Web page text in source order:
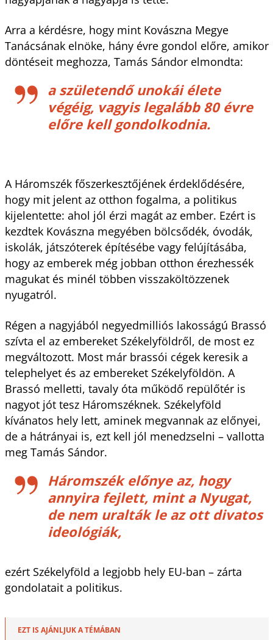
Arra a kérdésre, hogy mint Kovászna Megye
Tanácsának elnöke, hány évre gondol előre, amikor
döntéseit meghozza, Tamás Sándor elmondta:
a születendő unokái élete
végéig, vagyis legalább 80 évre
előre kell gondolkodnia.
A Háromszék főszerkesztőjének érdeklődésére,
hogy mit jelent az otthon fogalma, a politikus
kijelentette: ahol jól érzi magát az ember. Ezért is
kezdtek Kovászna megyében bölcsődék, óvodák,
iskolák, játszóterek építésébe vagy felújításába,
hogy az emberek még jobban otthon érezhessék
magukat és minél többen visszaköltözzenek
nyugatról.
Régen a nagyjából negyedmilliós lakosságú Brassó
szívta el az embereket Székelyföldről, de most ez
megváltozott. Most már brassói cégek keresik a
telephelyet és az embereket Székelyföldön. A
Brassó melletti, tavaly óta működő repülőtér is
nagyot jót tesz Háromszéknek. Székelyföld
kívánatos hely lett, aminek megvannak az előnyei,
de a hátrányai is, ezt kell jól menedzselni – vallotta
meg Tamás Sándor.
Háromszék előnye az, hogy
annyira fejlett, mint a Nyugat,
de nem uralták le az ott divatos
ideológiák,
ezért Székelyföld a legjobb hely EU-ban – zárta
gondolatait a politikus.
EZT IS AJÁNLJUK A TÉMÁBAN